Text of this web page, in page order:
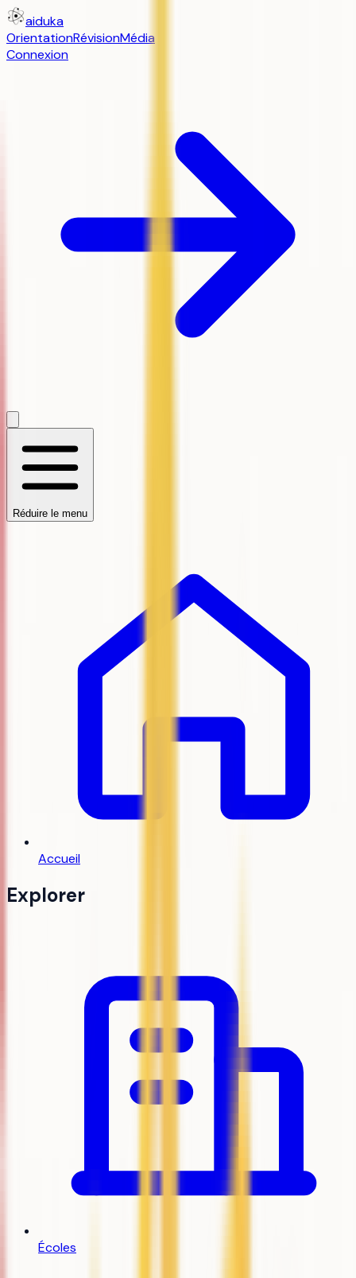
aiduka
OrientationRévisionMédia
Connexion
Réduire le menu
Accueil
Explorer
Écoles